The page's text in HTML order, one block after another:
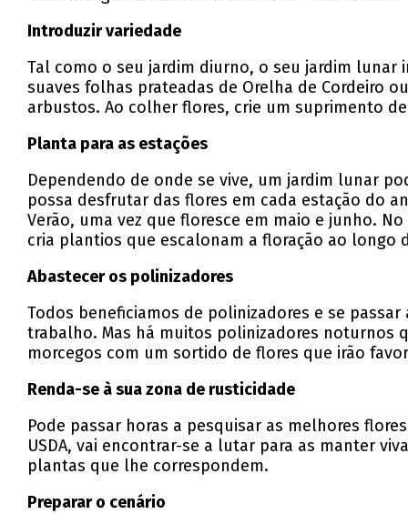
Introduzir variedade
Tal como o seu jardim diurno, o seu jardim
suaves folhas prateadas de Orelha de Cordeiro
arbustos. Ao colher flores, crie um suprimento
Planta para as estações
Dependendo de onde se vive, um jardim lunar
possa desfrutar das flores em cada estação do
Verão, uma vez que floresce em maio e junho.
cria plantios que escalonam a floração ao longo
Abastecer os polinizadores
Todos beneficiamos de polinizadores e se
trabalho. Mas há muitos polinizadores noturnos
morcegos com um sortido de flores que irão
Renda-se à sua zona de rusticidade
Pode passar horas a pesquisar as melhores
USDA, vai encontrar-se a lutar para as manter
plantas que lhe correspondem.
Preparar o cenário